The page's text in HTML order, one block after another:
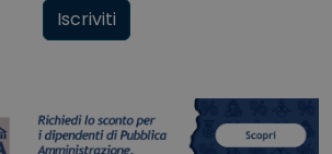
Iscriviti